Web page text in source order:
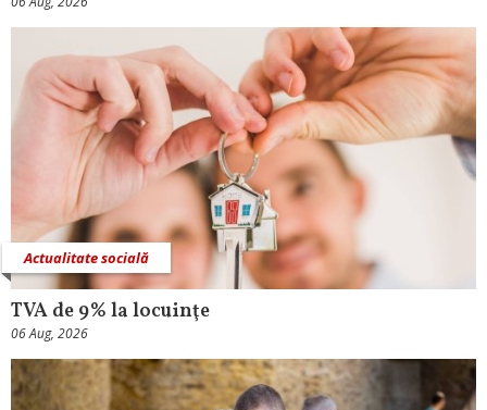
Actualitate socială
TVA de 9% la locuinţe
06 Aug, 2026